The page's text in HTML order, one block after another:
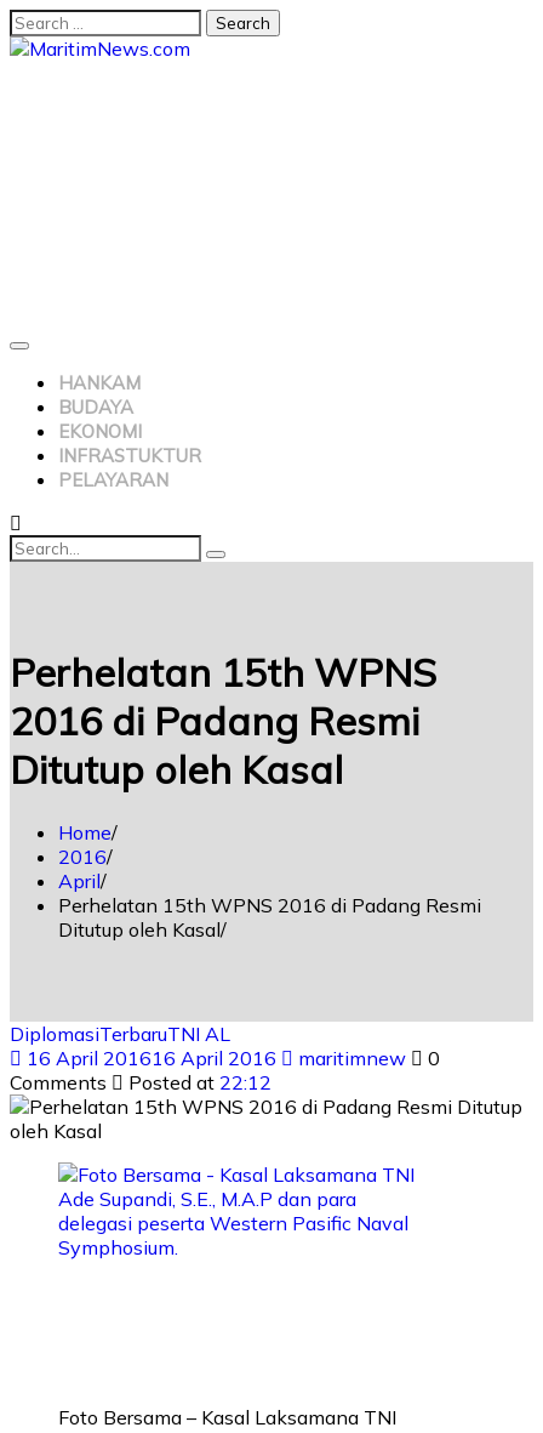
HANKAM
BUDAYA
EKONOMI
INFRASTUKTUR
PELAYARAN
Perhelatan 15th WPNS
2016 di Padang Resmi
Ditutup oleh Kasal
Home
2016
April
Perhelatan 15th WPNS 2016 di Padang Resmi
Ditutup oleh Kasal
DiplomasiTerbaruTNI AL
16 April 201616 April 2016 maritimnew
0
Comments
Posted at 22:12
Foto Bersama – Kasal Laksamana TNI